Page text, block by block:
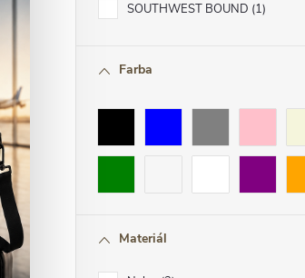
SOUTHWEST BOUND 1
Farba
Materiál